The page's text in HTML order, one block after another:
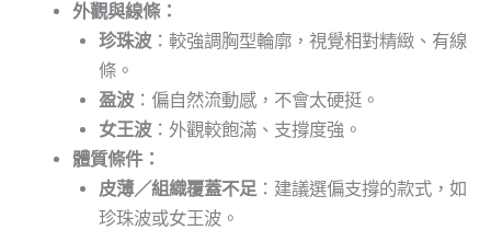
外觀與線條：
珍珠波：較強調胸型輪廓，視覺相對精緻、有線
條。
盈波：偏自然流動感，不會太硬挺。
女王波：外觀較飽滿、支撐度強。
體質條件：
皮薄／組織覆蓋不足：建議選偏支撐的款式，如
珍珠波或女王波。